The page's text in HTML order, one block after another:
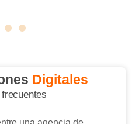
Digitales